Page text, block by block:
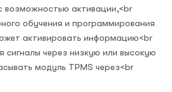
возможностью активации,<br
обучения и программирования
активировать информацию<br
сигналы через низкую или высокую
модуль TPMS через<br